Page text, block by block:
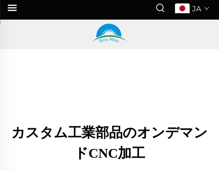
JA
カスタム工業部品のオンデマン
ドCNC加工